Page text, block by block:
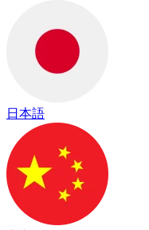
日本語